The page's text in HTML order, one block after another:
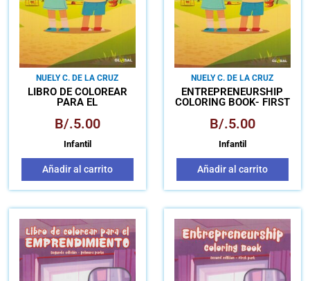
NUELY C. DE LA CRUZ
LIBRO DE COLOREAR
PARA EL
PRIMERA EDICIÓN
B/.5.00
Infantil
Añadir al carrito
NUELY C. DE LA CRUZ
ENTREPRENEURSHIP
COLORING BOOK- FIRST
B/.5.00
Infantil
Añadir al carrito